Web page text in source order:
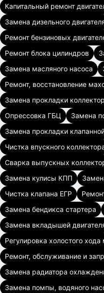
Капитальный ремонт
Замена дизельного
Ремонт бензиновых
Ремонт блока цилиндров
Замена масляного насоса
Ремонт, восстановление
Замена прокладки
Опрессовка ГБЦ
Замена
Замена прокладки
Чистка впускного
Сварка выпускных
Замена кулисы КПП
Чистка клапана ЕГР
Замена бендикса стартера
Замена вкладышей
Регулировка холостого хода
Ремонт, обслуживание и
Замена радиатора
Замена помпы, водяного